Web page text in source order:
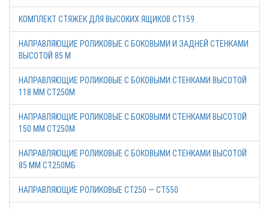
КОМПЛЕКТ СТЯЖЕК ДЛЯ ВЫСОКИХ ЯЩИКОВ СТ159
НАПРАВЛЯЮЩИЕ РОЛИКОВЫЕ С БОКОВЫМИ И ЗАДНЕЙ СТЕНКАМИ
ВЫСОТОЙ 85 М
НАПРАВЛЯЮЩИЕ РОЛИКОВЫЕ С БОКОВЫМИ СТЕНКАМИ ВЫСОТОЙ
118 ММ СТ250М
НАПРАВЛЯЮЩИЕ РОЛИКОВЫЕ С БОКОВЫМИ СТЕНКАМИ ВЫСОТОЙ
150 ММ СТ250М
НАПРАВЛЯЮЩИЕ РОЛИКОВЫЕ С БОКОВЫМИ СТЕНКАМИ ВЫСОТОЙ
85 ММ СТ250МБ
НАПРАВЛЯЮЩИЕ РОЛИКОВЫЕ СТ250 — СТ550